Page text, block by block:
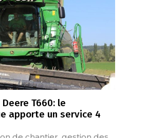
T660: le
apporte un service 4